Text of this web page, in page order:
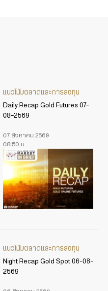
แนวโน้มตลาดและการลงทุน
Daily Recap Gold Futures 07-
08-2569
07 สิงหาคม 2569
08:50 น.
แนวโน้มตลาดและการลงทุน
Night Recap Gold Spot 06-08-
2569